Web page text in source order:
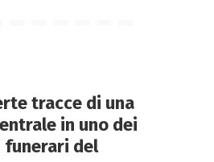
tracce di una
in uno dei
del